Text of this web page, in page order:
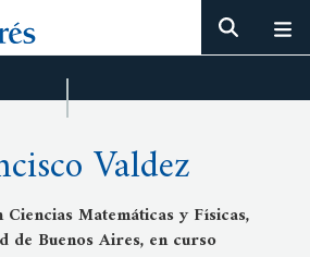
Valdez
Matemáticas y Físicas,
de Buenos Aires, en curso